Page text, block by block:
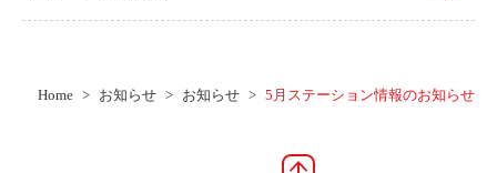
Home お知らせ お知らせ 5月ステーション情報のお知らせ